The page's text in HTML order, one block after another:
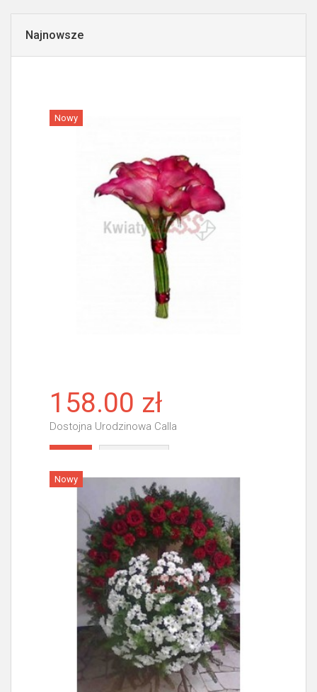
Najnowsze
Nowy
158.00 zł
Dostojna Urodzinowa Calla
Nowy